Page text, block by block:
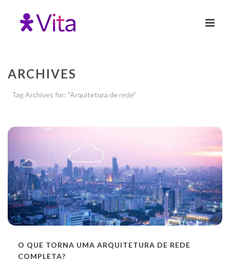
ARCHIVES
Tag Archives for: "Arquitetura de rede"
O QUE TORNA UMA ARQUITETURA DE REDE
COMPLETA?